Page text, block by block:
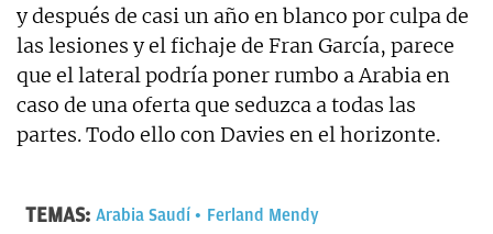
y después de casi un año en blanco por culpa de
las lesiones y el fichaje de Fran García, parece
que el lateral podría poner rumbo a Arabia en
caso de una oferta que seduzca a todas las
partes. Todo ello con Davies en el horizonte.
TEMAS: Arabia Saudí Ferland Mendy